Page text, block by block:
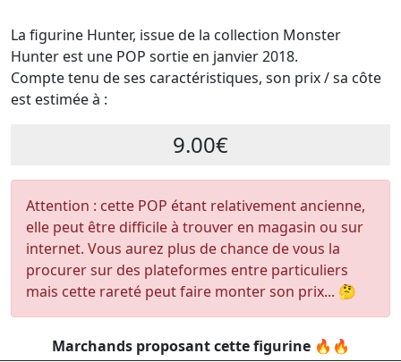
La figurine Hunter, issue de la collection Monster
Hunter est une POP sortie en janvier 2018.
Compte tenu de ses caractéristiques, son prix / sa côte
est estimée à :
9.00€
Attention : cette POP étant relativement ancienne,
elle peut être difficile à trouver en magasin ou sur
internet. Vous aurez plus de chance de vous la
procurer sur des plateformes entre particuliers
mais cette rareté peut faire monter son prix... 🤔
Marchands proposant cette figurine 🔥🔥